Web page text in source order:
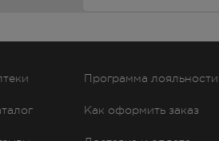
Программа лояльности
Как оформить заказ